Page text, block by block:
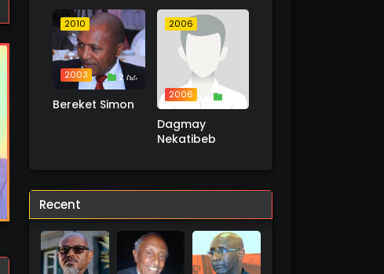
2010
2003 2 ስራ
Bereket Simon
2006
2006 1 ስራ
Dagmay
Nekatibeb
Recent